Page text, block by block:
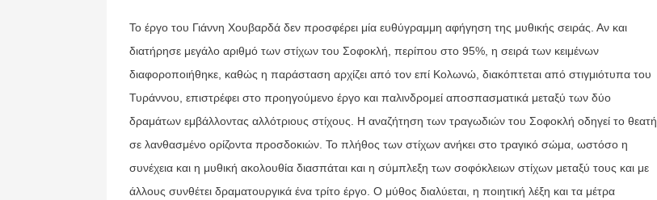
Το έργο του Γιάννη Χουβαρδά δεν προσφέρει μία ευθύγραμμη αφήγηση της μυθικής σειράς. Αν και
διατήρησε μεγάλο αριθμό των στίχων του Σοφοκλή, περίπου στο 95%, η σειρά των κειμένων
διαφοροποιήθηκε, καθώς η παράσταση αρχίζει από τον επί Κολωνώ, διακόπτεται από στιγμιότυπα του
Τυράννου, επιστρέφει στο προηγούμενο έργο και παλινδρομεί αποσπασματικά μεταξύ των δύο
δραμάτων εμβάλλοντας αλλότριους στίχους. Η αναζήτηση των τραγωδιών του Σοφοκλή οδηγεί το θεατή
σε λανθασμένο ορίζοντα προσδοκιών. Το πλήθος των στίχων ανήκει στο τραγικό σώμα, ωστόσο η
συνέχεια και η μυθική ακολουθία διασπάται και η σύμπλεξη των σοφόκλειων στίχων μεταξύ τους και με
άλλους συνθέτει δραματουργικά ένα τρίτο έργο. Ο μύθος διαλύεται, η ποιητική λέξη και τα μέτρα